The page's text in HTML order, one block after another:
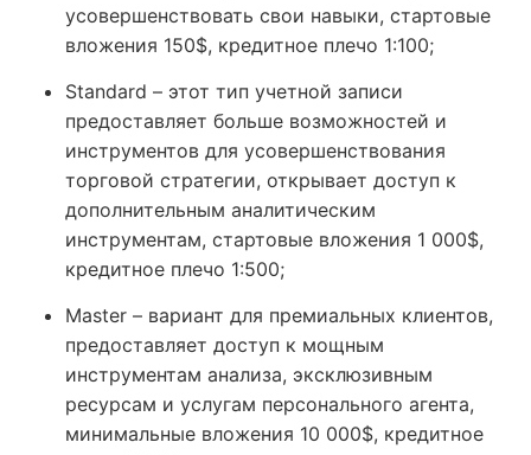
усовершенствовать свои навыки, стартовые
вложения 150$, кредитное плечо 1:100;
Standard – этот тип учетной записи
предоставляет больше возможностей и
инструментов для усовершенствования
торговой стратегии, открывает доступ к
дополнительным аналитическим
инструментам, стартовые вложения 1 000$,
кредитное плечо 1:500;
Master – вариант для премиальных клиентов,
предоставляет доступ к мощным
инструментам анализа, эксклюзивным
ресурсам и услугам персонального агента,
минимальные вложения 10 000$, кредитное